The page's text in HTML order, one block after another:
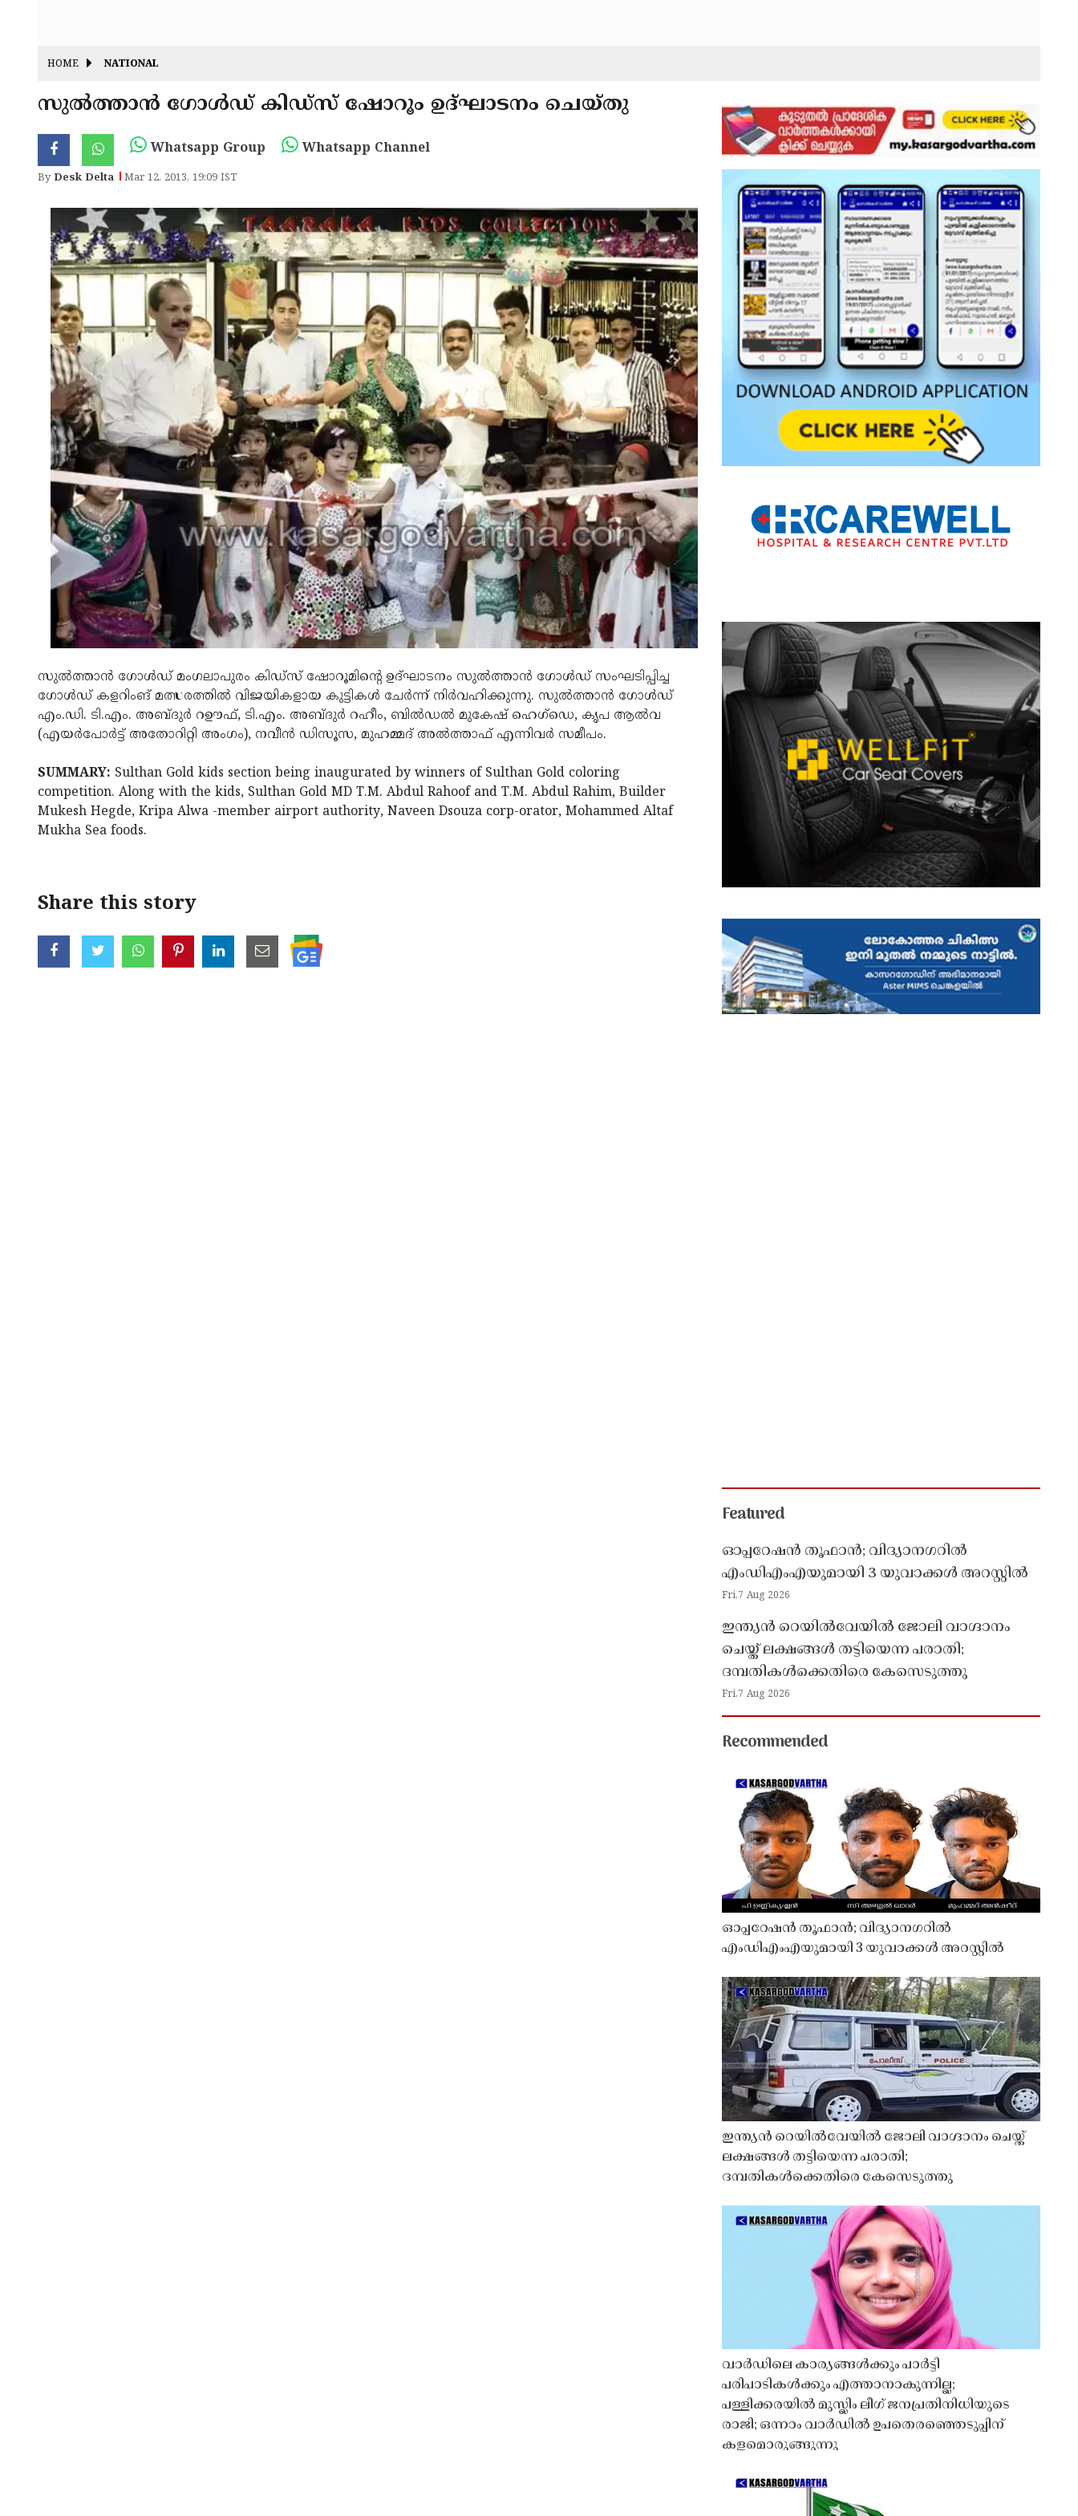
HOME NATIONAL
സുല്‍ത്താന്‍ ഗോള്‍ഡ് കിഡ്‌സ് ഷോറൂം ഉദ്ഘാടനം ചെയ്തു
Whatsapp Group Whatsapp Channel
ByDesk Delta Mar 12, 2013, 19:09 IST
സുല്‍ത്താന്‍ ഗോള്‍ഡ് മംഗലാപുരം കിഡ്‌സ് ഷോറൂമിന്റെ ഉദ്ഘാടനം സുല്‍ത്താന്‍ ഗോള്‍ഡ് സംഘടിപ്പിച്ച
ഗോള്‍ഡ് കളറിംങ് മത്സരത്തില്‍ വിജയികളായ കുട്ടികള്‍ ചേര്‍ന്ന് നിര്‍വഹിക്കുന്നു. സുല്‍ത്താന്‍ ഗോള്‍ഡ്
എം.ഡി. ടി.എം. അബ്ദുര്‍ റഊഫ്, ടി.എം. അബ്ദുര്‍ റഹീം, ബില്‍ഡല്‍ മുകേഷ് ഹെഗ്‌ഡെ, കൃപ ആല്‍വ
(എയര്‍പോര്‍ട്ട് അതോറിറ്റി അംഗം), നവീന്‍ ഡിസൂസ, മുഹമ്മദ് അല്‍ത്താഫ് എന്നിവര്‍ സമീപം.
SUMMARY: Sulthan Gold kids section being inaugurated by winners of Sulthan Gold coloring
competition. Along with the kids, Sulthan Gold MD T.M. Abdul Rahoof and T.M. Abdul Rahim, Builder
Mukesh Hegde, Kripa Alwa -member airport authority, Naveen Dsouza corp-orator, Mohammed Altaf
Mukha Sea foods.
Share this story
Featured
ഓപ്പറേഷൻ തൂഫാൻ; വിദ്യാനഗറിൽ
എംഡിഎംഎയുമായി 3 യുവാക്കൾ അറസ്റ്റിൽ
Fri,7 Aug 2026
ഇന്ത്യൻ റെയിൽവേയിൽ ജോലി വാഗ്ദാനം
ചെയ്ത് ലക്ഷങ്ങൾ തട്ടിയെന്ന പരാതി;
ദമ്പതികൾക്കെതിരെ കേസെടുത്തു
Fri,7 Aug 2026
Recommended
ഓപ്പറേഷൻ തൂഫാൻ; വിദ്യാനഗറിൽ
എംഡിഎംഎയുമായി 3 യുവാക്കൾ അറസ്റ്റിൽ
ഇന്ത്യൻ റെയിൽവേയിൽ ജോലി വാഗ്ദാനം ചെയ്ത്
ലക്ഷങ്ങൾ തട്ടിയെന്ന പരാതി;
ദമ്പതികൾക്കെതിരെ കേസെടുത്തു
വാർഡിലെ കാര്യങ്ങൾക്കും പാർട്ടി
പരിപാടികൾക്കും എത്താനാകുന്നില്ല;
പള്ളിക്കരയിൽ മുസ്ലിം ലീഗ് ജനപ്രതിനിധിയുടെ
രാജി; ഒന്നാം വാർഡിൽ ഉപതെരഞ്ഞെടുപ്പിന്
കളമൊരുങ്ങുന്നു